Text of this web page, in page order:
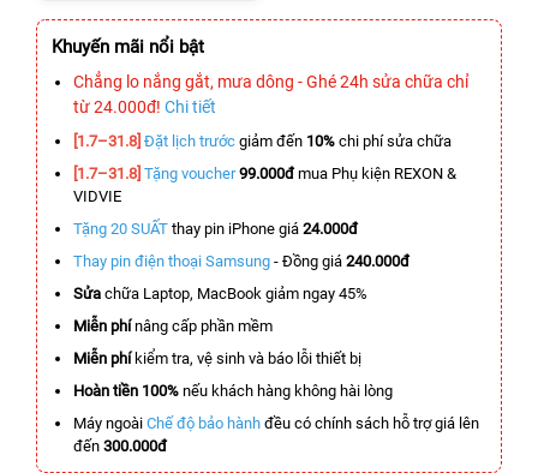
Khuyến mãi nổi bật
Chẳng lo nắng gắt, mưa dông - Ghé 24h sửa chữa chỉ
từ 24.000đ! Chi tiết
[1.7–31.8] Đặt lịch trước giảm đến 10% chi phí sửa chữa
[1.7–31.8] Tặng voucher 99.000đmua Phụ kiện REXON &
VIDVIE
Tặng 20 SUẤT thay pin iPhone giá 24.000đ
Thay pin điện thoại Samsung - Đồng giá 240.000đ
Sửa chữa Laptop, MacBook giảm ngay 45%
Miễn phínâng cấp phần mềm
Miễn phíkiểm tra, vệ sinh và báo lỗi thiết bị
Hoàn tiền 100% nếu khách hàng không hài lòng
Máy ngoài Chế độ bảo hành đều có chính sách hỗ trợ giá lên
đến 300.000đ